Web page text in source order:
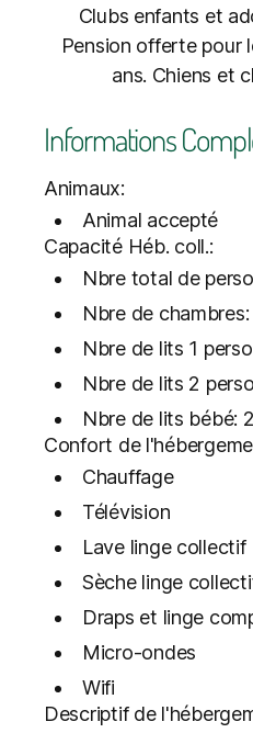
Clubs enfants et
Pension offerte pour
ans. Chiens et
Informations
Animaux:
Animal accepté
Capacité Héb. coll.:
Nbre total de
Nbre de
Nbre de lits 1
Nbre de lits 2
Nbre de lits bébé:
Confort de
Chauffage
Télévision
Lave linge collectif
Sèche linge
Draps et linge
Micro-ondes
Wifi
Descriptif de